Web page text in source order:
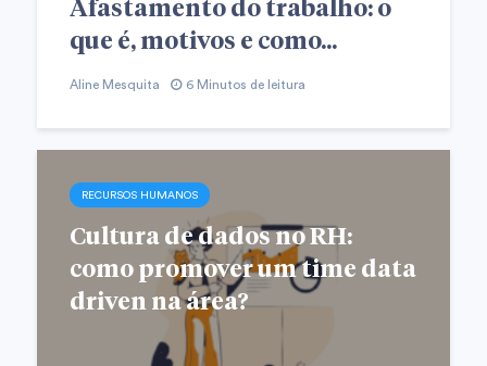
Afastamento do trabalho: o
que é, motivos e como...
Aline Mesquita 6 Minutos de leitura
RECURSOS HUMANOS
Cultura de dados no RH:
como promover um time data
driven na área?